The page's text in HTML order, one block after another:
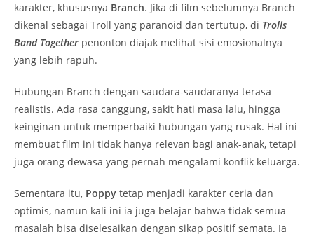
karakter, khususnya Branch. Jika di film sebelumnya Branch
dikenal sebagai Troll yang paranoid dan tertutup, di Trolls
Band Together penonton diajak melihat sisi emosionalnya
yang lebih rapuh.
Hubungan Branch dengan saudara-saudaranya terasa
realistis. Ada rasa canggung, sakit hati masa lalu, hingga
keinginan untuk memperbaiki hubungan yang rusak. Hal ini
membuat film ini tidak hanya relevan bagi anak-anak, tetapi
juga orang dewasa yang pernah mengalami konflik keluarga.
Sementara itu, Poppy tetap menjadi karakter ceria dan
optimis, namun kali ini ia juga belajar bahwa tidak semua
masalah bisa diselesaikan dengan sikap positif semata. Ia